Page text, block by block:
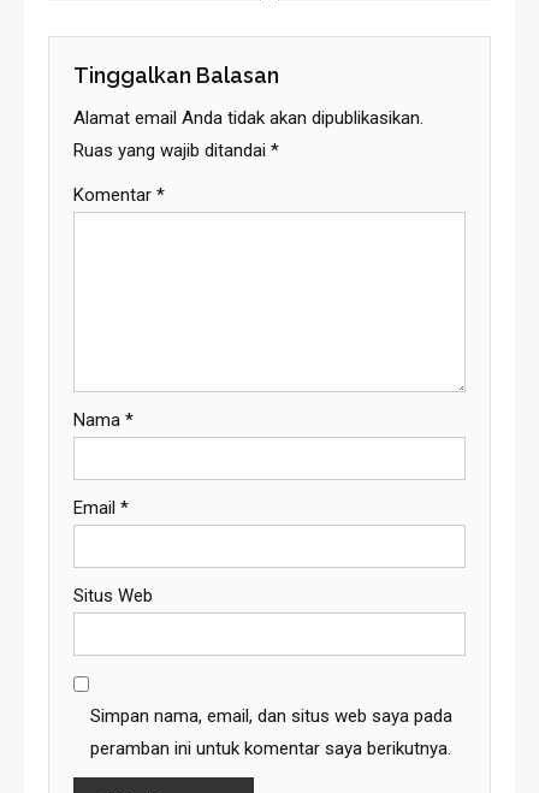
Pos
Tinggalkan Balasan
Alamat email Anda tidak akan dipublikasikan.
Ruas yang wajib ditandai *
Komentar *
Nama *
Email *
Situs Web
Simpan nama, email, dan situs web saya pada
peramban ini untuk komentar saya berikutnya.